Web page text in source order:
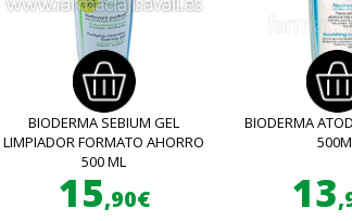
BIODERMA SEBIUM GEL
LIMPIADOR FORMATO AHORRO
500 ML
15,90€
BIODERMA
13